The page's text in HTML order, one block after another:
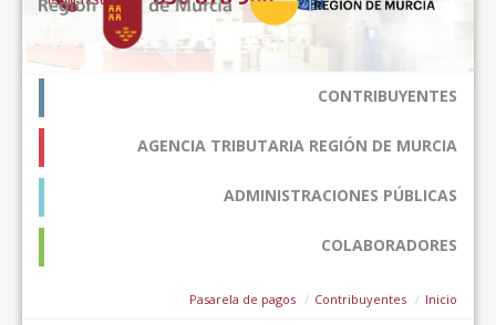
CONTRIBUYENTES
AGENCIA TRIBUTARIA REGIÓN DE MURCIA
ADMINISTRACIONES PÚBLICAS
COLABORADORES
Inicio
Contribuyentes
Pasarela de pagos